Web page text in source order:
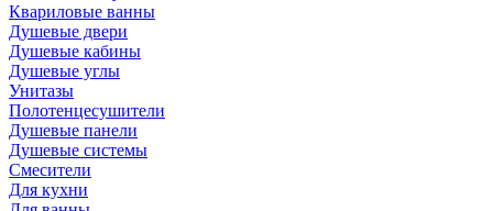
Квариловые ванны
Душевые двери
Душевые кабины
Душевые углы
Унитазы
Полотенцесушители
Душевые панели
Душевые системы
Смесители
Для кухни